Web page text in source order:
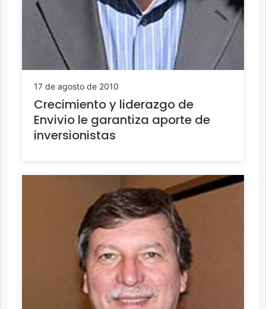
17 de agosto de 2010
Crecimiento y liderazgo de
Envivio le garantiza aporte de
inversionistas